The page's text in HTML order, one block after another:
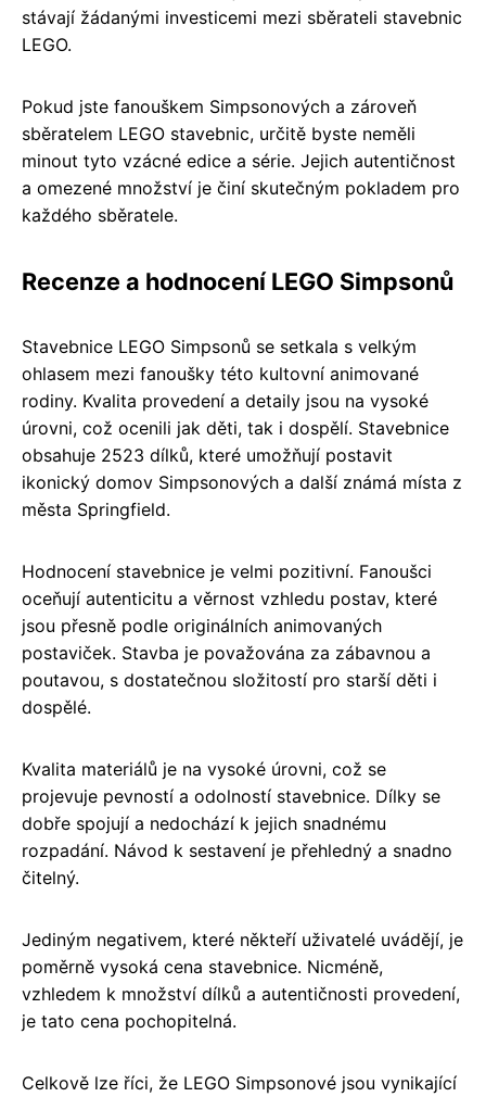
stávají žádanými investicemi mezi sběrateli stavebnic
LEGO.
Pokud jste fanouškem Simpsonových a zároveň
sběratelem LEGO stavebnic, určitě byste neměli
minout tyto vzácné edice a série. Jejich autentičnost
a omezené množství je činí skutečným pokladem pro
každého sběratele.
Recenze a hodnocení LEGO Simpsonů
Stavebnice LEGO Simpsonů se setkala s velkým
ohlasem mezi fanoušky této kultovní animované
rodiny. Kvalita provedení a detaily jsou na vysoké
úrovni, což ocenili jak děti, tak i dospělí. Stavebnice
obsahuje 2523 dílků, které umožňují postavit
ikonický domov Simpsonových a další známá místa z
města Springfield.
Hodnocení stavebnice je velmi pozitivní. Fanoušci
oceňují autenticitu a věrnost vzhledu postav, které
jsou přesně podle originálních animovaných
postaviček. Stavba je považována za zábavnou a
poutavou, s dostatečnou složitostí pro starší děti i
dospělé.
Kvalita materiálů je na vysoké úrovni, což se
projevuje pevností a odolností stavebnice. Dílky se
dobře spojují a nedochází k jejich snadnému
rozpadání. Návod k sestavení je přehledný a snadno
čitelný.
Jediným negativem, které někteří uživatelé uvádějí, je
poměrně vysoká cena stavebnice. Nicméně,
vzhledem k množství dílků a autentičnosti provedení,
je tato cena pochopitelná.
Celkově lze říci, že LEGO Simpsonové jsou vynikající